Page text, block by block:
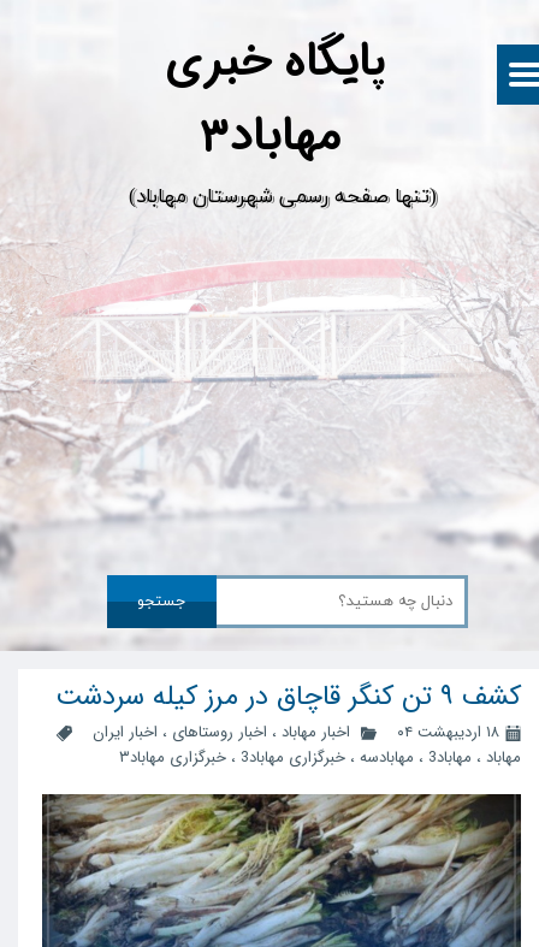
پایگاه خبری
​(تنها صفحه رسمی شهرستان مهاباد)
جستجو
کشف ۹ تن کنگر قاچاق در مرز کیله سردشت
۱۸ اردیبهشت ۰۴ اخبار مهاباد ، اخبار روستاهای ، اخبار ایران
مهاباد ، مهاباد3 ، مهابادسه ، خبرگزاری مهاباد3 ، خبرگزاری مهاباد۳